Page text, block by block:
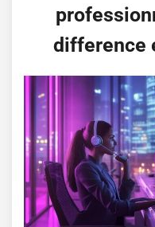
difference